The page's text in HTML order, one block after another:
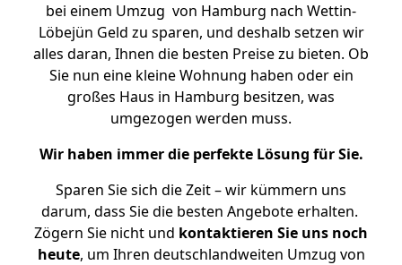
bei einem Umzug von Hamburg nach Wettin-
Löbejün Geld zu sparen, und deshalb setzen wir
alles daran, Ihnen die besten Preise zu bieten. Ob
Sie nun eine kleine Wohnung haben oder ein
großes Haus in Hamburg besitzen, was
umgezogen werden muss.
Wir haben immer die perfekte Lösung für Sie.
Sparen Sie sich die Zeit – wir kümmern uns
darum, dass Sie die besten Angebote erhalten.
Zögern Sie nicht und kontaktieren Sie uns noch
heute, um Ihren deutschlandweiten Umzug von